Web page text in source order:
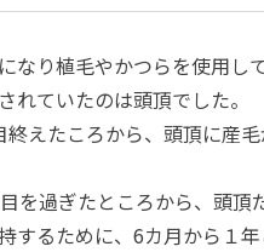
なり植毛やかつらを使用し
れていたのは頭頂でした。
終えたころから、頭頂に産
を過ぎたところから、頭頂
するために、6カ月から１